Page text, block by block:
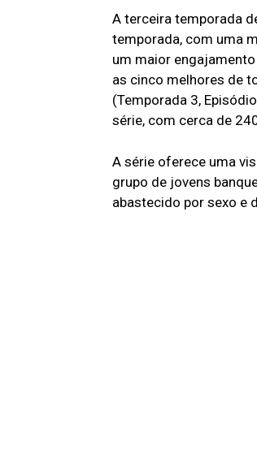
A terceira temporada
temporada, com uma
um maior
as cinco melhores de
(Temporada 3,
série, com cerca de
A série oferece uma
grupo de jovens
abastecido por sexo e